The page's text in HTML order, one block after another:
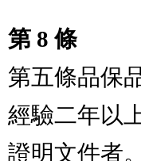
第 8 條
第五條品保
經驗二年以
證明文件者